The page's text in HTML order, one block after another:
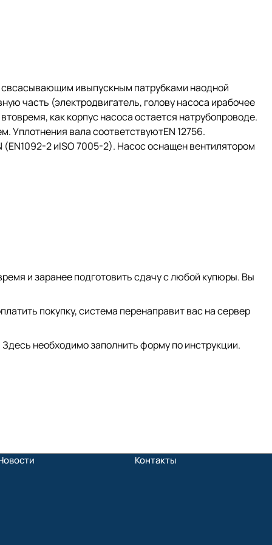
ивыпускным патрубками наодной
часть (электродвигатель, голову насоса ирабочее
как корпус насоса остается натрубопроводе.
вала соответствуютEN 12756.
2 иISO 7005-2). Насос оснащен вентилятором
и заранее подготовить сдачу с любой купюры. Вы
покупку, система перенаправит вас на сервер
необходимо заполнить форму по инструкции.
Контакты